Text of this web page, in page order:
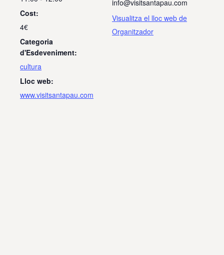
Cost:
4€
Categoria
d'Esdeveniment:
cultura
Lloc web:
www.visitsantapau.com
info@visitsantapau.com
Visualitza el lloc web de
Organitzador